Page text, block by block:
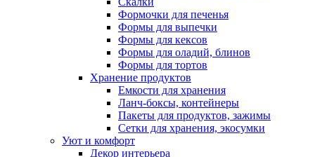
Формочки для печенья
Формы для выпечки
Формы для кексов
Формы для оладий, блинов
Формы для тортов
Хранение продуктов
Емкости для хранения
Ланч-боксы, контейнеры
Пакеты для продуктов, зажимы
Сетки для хранения, экосумки
Уют и комфорт
Декор интерьера